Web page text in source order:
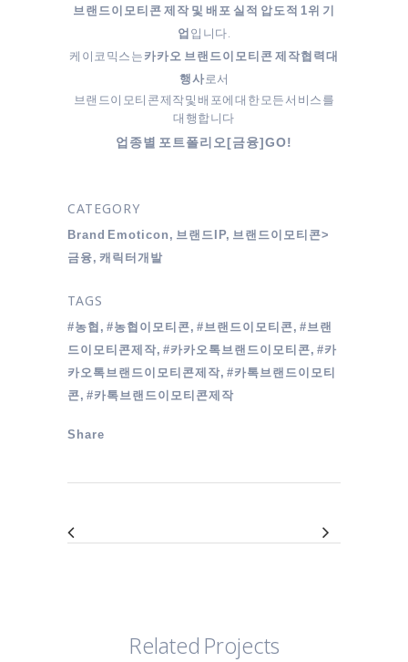
브랜드이모티콘 제작 및 배포 실적 압도적 1위 기
업 입니다.
케이코믹스는 카카오 브랜드이모티콘 제작협력대
행사로서
브랜드이모티콘 제작 및 배포에 대한 모든 서비스를
대행합니다
업종별 포트폴리오[금융]GO!
CATEGORY
Brand Emoticon, 브랜드IP, 브랜드이모티콘>
금융, 캐릭터개발
TAGS
#농협, #농협이모티콘, #브랜드이모티콘, #브랜
드이모티콘제작, #카카오톡브랜드이모티콘, #카
카오톡브랜드이모티콘제작, #카톡브랜드이모티
콘, #카톡브랜드이모티콘제작
Share
Related Projects